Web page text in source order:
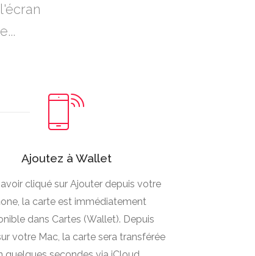
Ajoutez à Wallet
cliqué sur Ajouter depuis votre
la carte est immédiatement
dans Cartes (Wallet). Depuis
votre Mac, la carte sera transférée